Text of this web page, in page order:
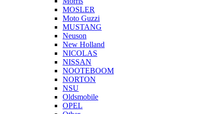
MOSLER
Moto Guzzi
MUSTANG
Neuson
New Holland
NICOLAS
NISSAN
NOOTEBOOM
NORTON
NSU
Oldsmobile
OPEL